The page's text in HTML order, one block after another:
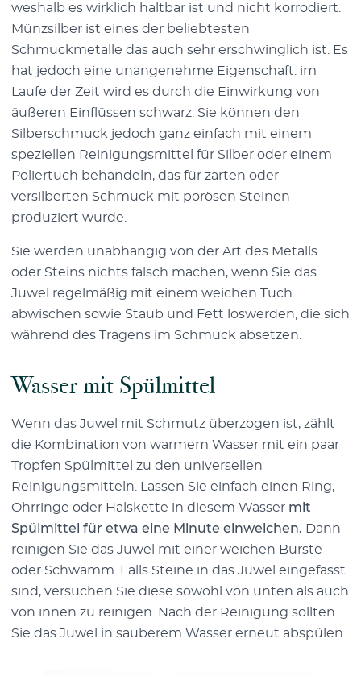
weshalb es wirklich haltbar ist und nicht korrodiert.
Münzsilber ist eines der beliebtesten
Schmuckmetalle das auch sehr erschwinglich ist. Es
hat jedoch eine unangenehme Eigenschaft: im
Laufe der Zeit wird es durch die Einwirkung von
äußeren Einflüssen schwarz. Sie können den
Silberschmuck jedoch ganz einfach mit einem
speziellen Reinigungsmittel für Silber oder einem
Poliertuch behandeln, das für zarten oder
versilberten Schmuck mit porösen Steinen
produziert wurde.
Sie werden unabhängig von der Art des Metalls
oder Steins nichts falsch machen, wenn Sie das
Juwel regelmäßig mit einem weichen Tuch
abwischen sowie Staub und Fett loswerden, die sich
während des Tragens im Schmuck absetzen.
Wasser mit Spülmittel
Wenn das Juwel mit Schmutz überzogen ist, zählt
die Kombination von warmem Wasser mit ein paar
Tropfen Spülmittel zu den universellen
Reinigungsmitteln. Lassen Sie einfach einen Ring,
Ohrringe oder Halskette in diesem Wasser mit
Spülmittel für etwa eine Minute einweichen. Dann
reinigen Sie das Juwel mit einer weichen Bürste
oder Schwamm. Falls Steine in das Juwel eingefasst
sind, versuchen Sie diese sowohl von unten als auch
von innen zu reinigen. Nach der Reinigung sollten
Sie das Juwel in sauberem Wasser erneut abspülen.